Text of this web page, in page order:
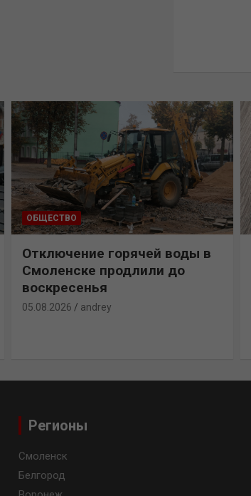
ОБЩЕСТВО
Отключение горячей воды в
Смоленске продлили до
воскресенья
05.08.2026 andrey
Регионы
Смоленск
Белгород